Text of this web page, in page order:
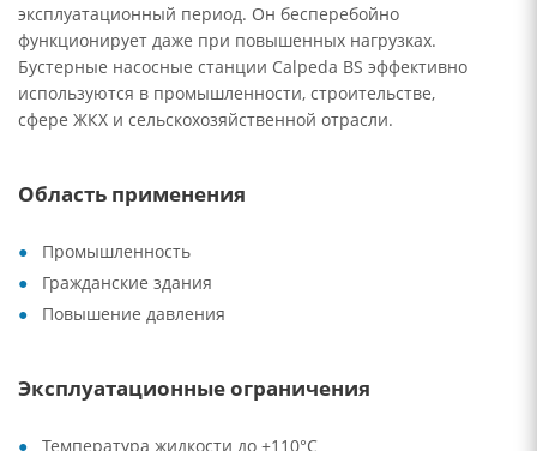
эксплуатационный период. Он бесперебойно
функционирует даже при повышенных нагрузках.
Бустерные насосные станции Calpeda BS эффективно
используются в промышленности, строительстве,
сфере ЖКХ и сельскохозяйственной отрасли.
Область применения
Промышленность
Гражданские здания
Повышение давления
Эксплуатационные ограничения
Температура жидкости до +110°C